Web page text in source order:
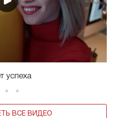
успеха
ВСЕ ВИДЕО